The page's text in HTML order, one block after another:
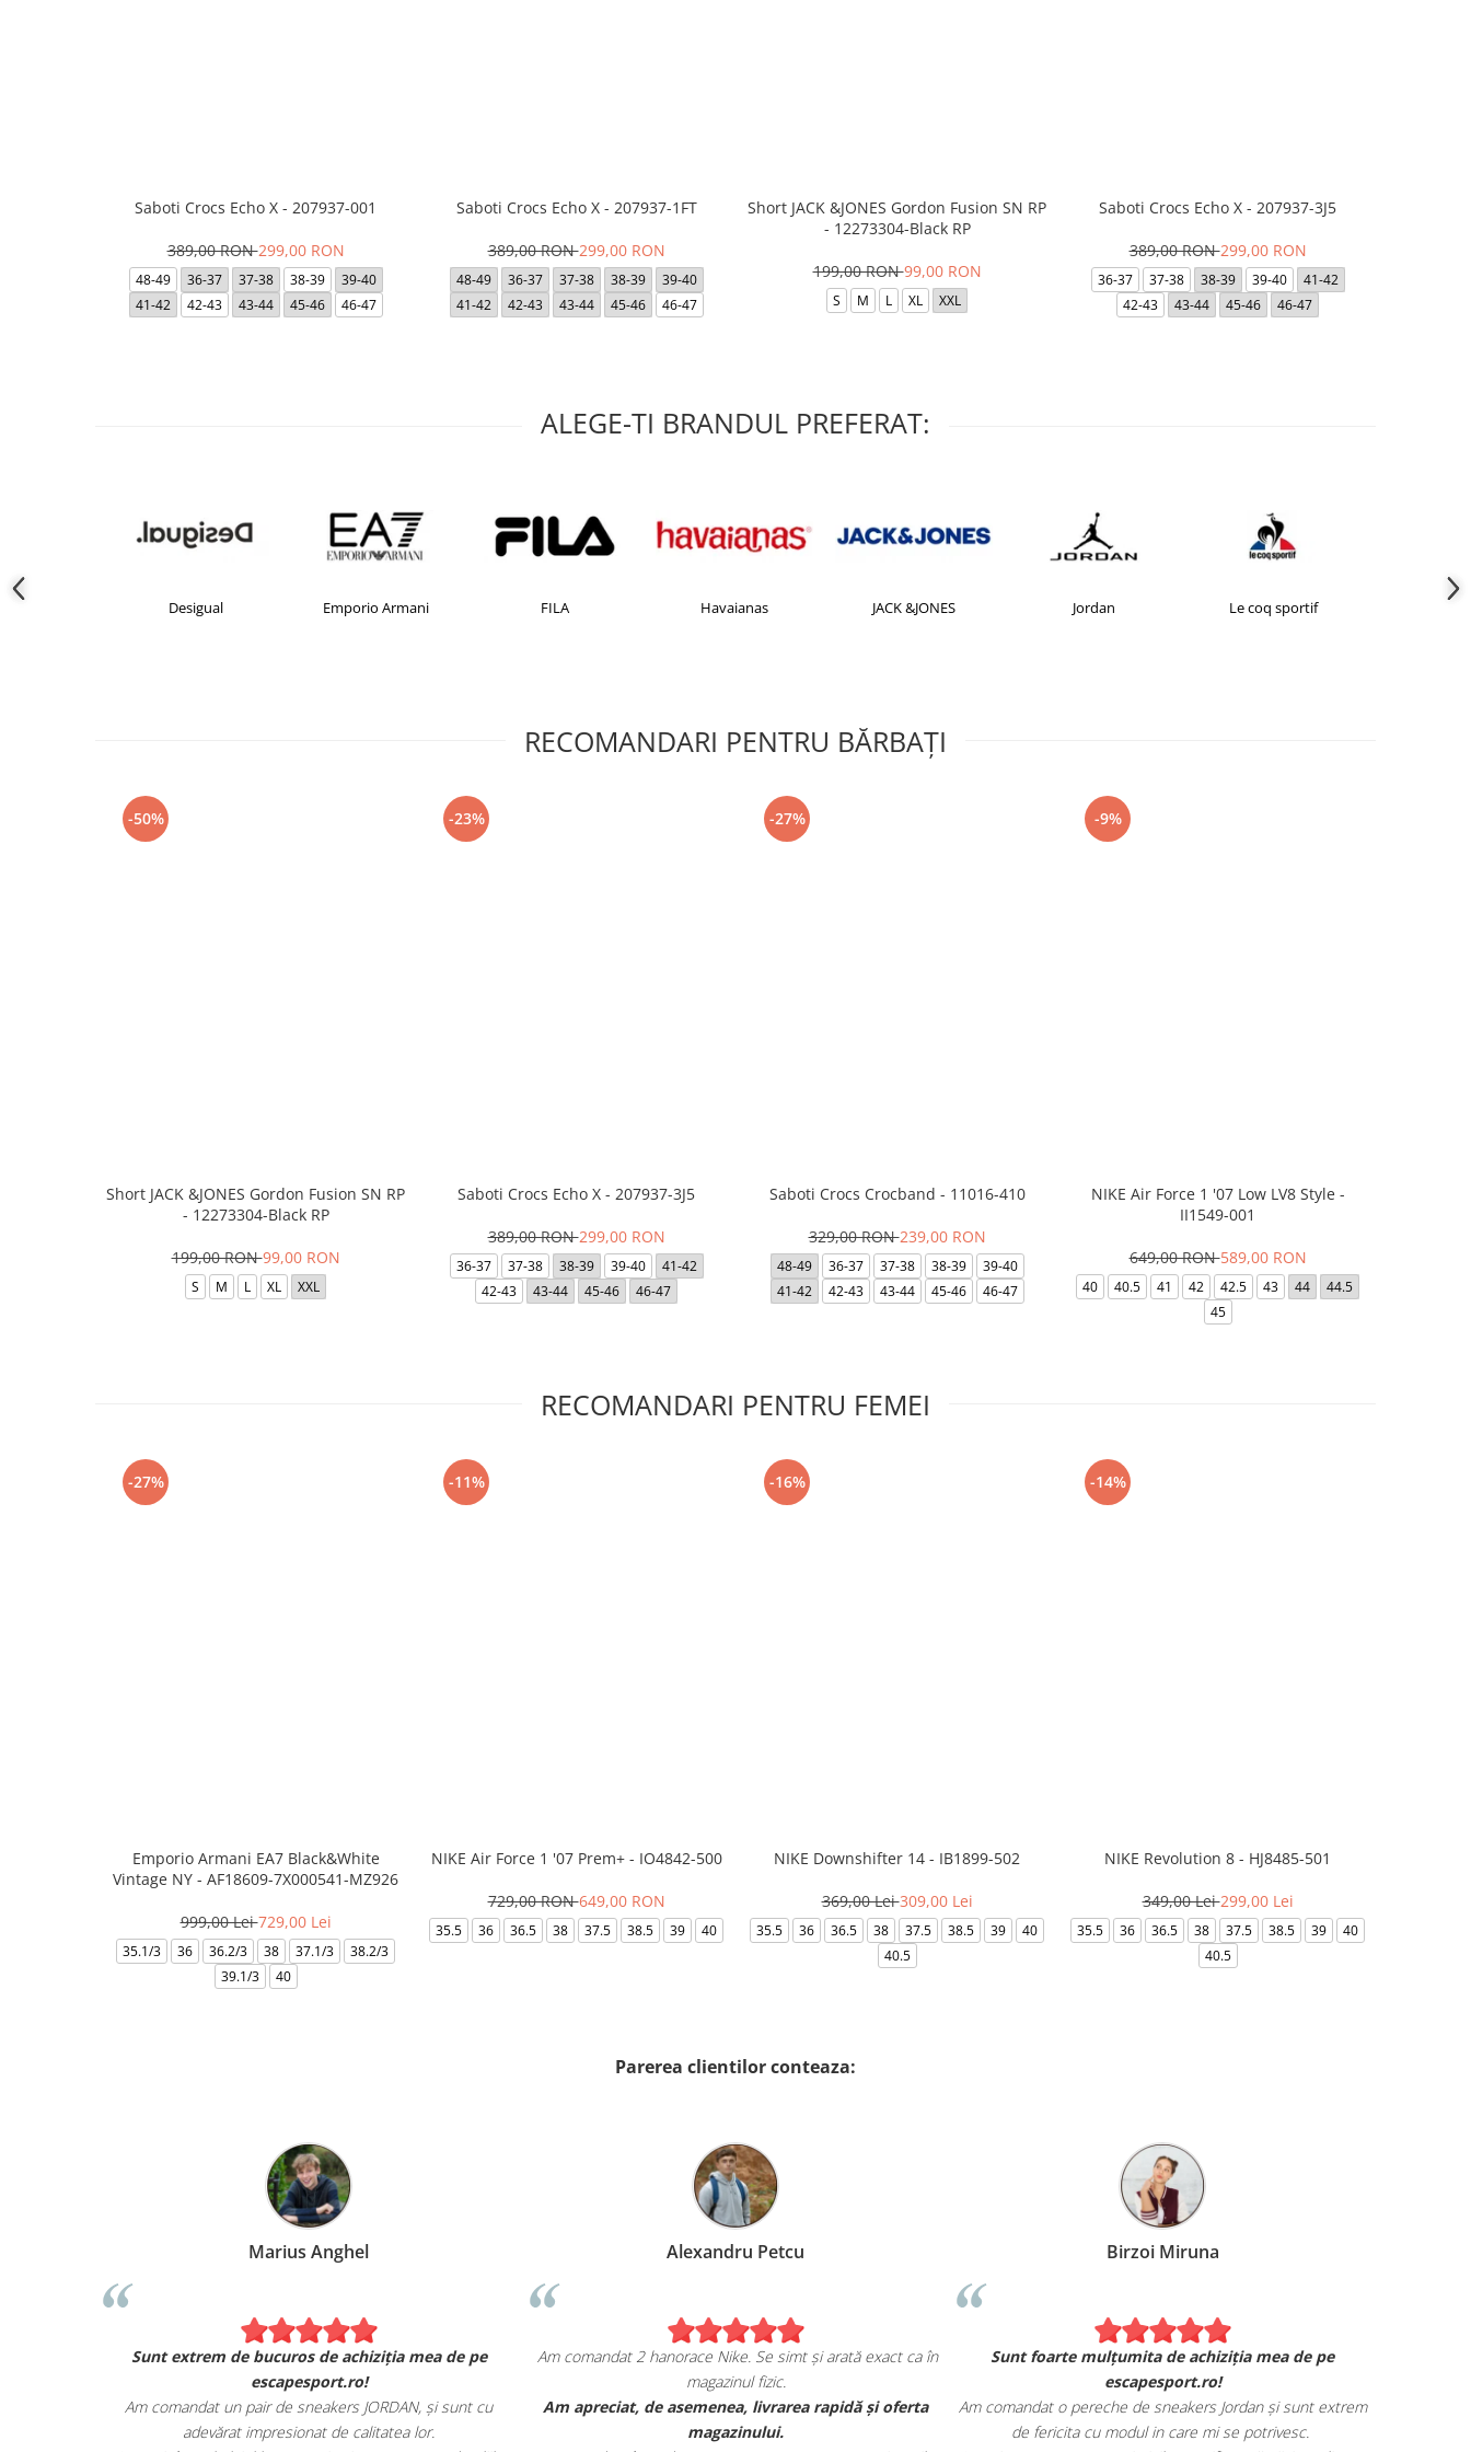
Saboti Crocs Echo X - 207937-001
389,00 RON299,00 RON
48-49 36-37 37-38 38-39
39-40
41-42
42-43 43-44 45-46 46-47
Saboti Crocs Echo X - 207937-1FT
389,00 RON299,00 RON
48-49 36-37 37-38 38-39
39-40
41-42
42-43 43-44 45-46 46-47
Short JACK &JONES Gordon Fusion SN RP
- 12273304-Black RP
199,00 RON99,00 RON
S M L XL XXL
Saboti Crocs Echo X - 207937-3J5
389,00 RON299,00 RON
36-37 37-38 38-39 39-40
41-42
42-43
43-44 45-46 46-47
ALEGE-TI BRANDUL PREFERAT:
Desigual Emporio Armani FILA Havaianas JACK &JONES Jordan Le coq sportif
RECOMANDARI PENTRU BĂRBAŢI
-50%
Short JACK &JONES Gordon Fusion SN RP
- 12273304-Black RP
199,00 RON99,00 RON
S M L XL XXL
-23%
Saboti Crocs Echo X - 207937-3J5
389,00 RON299,00 RON
36-37 37-38 38-39 39-40
41-42
42-43
43-44 45-46 46-47
-27%
Saboti Crocs Crocband - 11016-410
329,00 RON239,00 RON
48-49 36-37 37-38 38-39
39-40
41-42
42-43 43-44 45-46 46-47
-9%
NIKE Air Force 1 '07 Low LV8 Style -
II1549-001
649,00 RON589,00 RON
40 40.5 41 42 42.5 43 44
44.5
45
RECOMANDARI PENTRU FEMEI
-27%
Emporio Armani EA7 Black&White
Vintage NY - AF18609-7X000541-MZ926
999,00 Lei729,00 Lei
35.1/3 36 36.2/3 38 37.1/3
38.2/3
39.1/3
40
-11%
NIKE Air Force 1 '07 Prem+ - IO4842-500
729,00 RON649,00 RON
35.5 36 36.5 38 37.5 38.5 39 40
-16%
NIKE Downshifter 14 - IB1899-502
369,00 Lei309,00 Lei
35.5 36 36.5 38 37.5 38.5 39
40
40.5
-14%
NIKE Revolution 8 - HJ8485-501
349,00 Lei299,00 Lei
35.5 36 36.5 38 37.5 38.5 39
40
40.5
Parerea clientilor conteaza:
Marius Anghel
Sunt extrem de bucuros de achiziția mea de pe
escapesport.ro!
Am comandat un pair de sneakers JORDAN, și sunt cu
adevărat impresionat de calitatea lor.
Alexandru Petcu
Am comandat 2 hanorace Nike. Se simt și arată exact ca în
magazinul fizic.
Am apreciat, de asemenea, livrarea rapidă și oferta
magazinului.
Birzoi Miruna
Sunt foarte mulțumita de achiziția mea de pe
escapesport.ro!
Am comandat o pereche de sneakers Jordan și sunt extrem
de fericita cu modul in care mi se potrivesc.